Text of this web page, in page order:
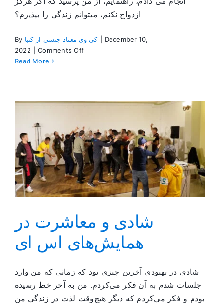
ازدواج نکنم، میتوانم زندگی را بپذیرم؟
By کی وی معتاد جنسی از کنیا
December 10,
2022
Comments Offon
ب
م
سواری
Read More
شادی و معاشرت در
همایش‌های اس ای
شادی در بهبودی آخرین چیزی بود که زمانی که من وارد
جلسات شدم به آن فکر می‌کردم. من به آخر خط رسیده
بودم و فکر می‌کردم که دیگر هیچ‌وقت لذت در زندگی من